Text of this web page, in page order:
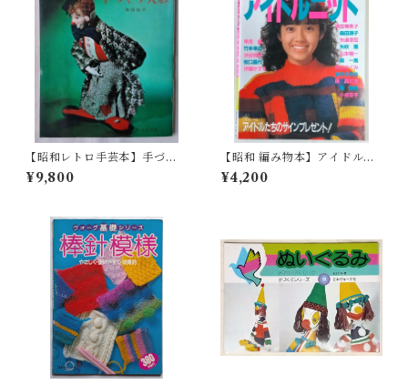
【昭和レトロ手芸本】手づく
り人形 - 和田絢子(昭和40年)
¥9,800
【昭和 編み物本】アイドルニ
ット 岡田有希子、早見優
（昭和50年）
¥4,200